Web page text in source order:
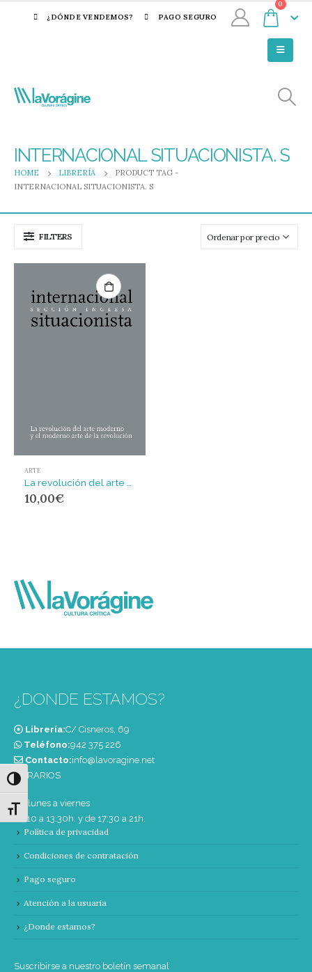
Alternar alto contraste
Alternar tamaño de letra
¿DÓNDE VENDEMOS? PAGO SEGURO
0
INTERNACIONAL SITUACIONISTA. S
HOME LIBRERÍA
PRODUCT TAG -
INTERNACIONAL SITUACIONISTA. S
FILTERS
ARTE
10,00€
¿DONDE ESTAMOS?
Librería:C/ Cisneros, 69
Teléfono:‭942 375 226‬
Contacto:info@lavoragine.net
HORARIOS
De lunes a viernes
de 10 a 13:30h. y de 17:30 a 21h.
Política de privacidad
Condiciones de contratación
Pago seguro
Atención a la usuaria
¿Donde estamos?
Suscribirse a nuestro boletín semanal